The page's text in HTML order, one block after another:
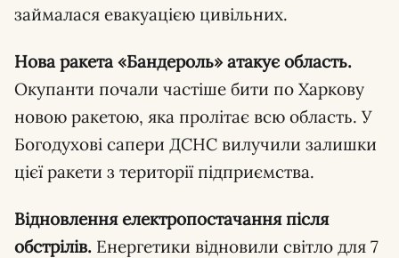
займалася евакуацією цивільних.
Нова ракета «Бандероль» атакує область.
Окупанти почали частіше бити по Харкову
новою ракетою, яка пролітає всю область. У
Богодухові сапери ДСНС вилучили залишки
цієї ракети з території підприємства.
Відновлення електропостачання після
обстрілів. Енергетики відновили світло для 7